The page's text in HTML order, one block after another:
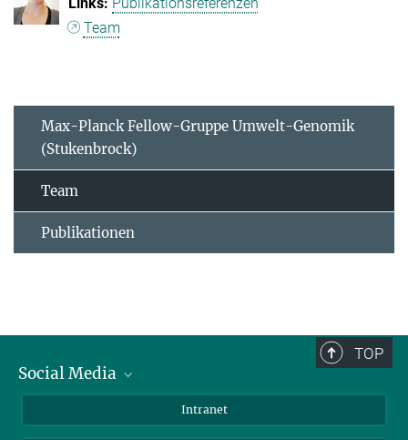
Team
Max-Planck Fellow-Gruppe Umwelt-Genomik
(Stukenbrock)
Team
Publikationen
TOP
Social Media
LinkedIn
Intranet